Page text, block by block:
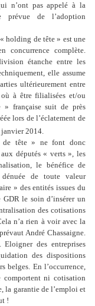
n’ont pas appelé à la
de l’adoption
holding de tête » est une
concurrence complète.
étanche entre les
elle assume
ultérieurement entre
à être filialisées et/ou
» française suit de près
lors de l’éclatement de
janvier 2014.
de tête » ne font donc
députés « verts », les
le bénéfice de
dénuée de toute valeur
» des entités issues du
le soin d’insérer un
des cotisations
n’a rien à voir avec la
André Chassaigne.
Eloigner des entreprises
des dispositions
belges. En l’occurrence,
comportent ni cotisation
la garantie de l’emploi et
!